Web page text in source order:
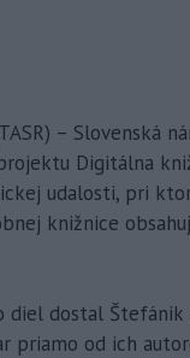
– Slovenská
Digitálna
udalosti, pri
knižnice
diel dostal
priamo od ich